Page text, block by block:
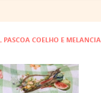
COELHO E